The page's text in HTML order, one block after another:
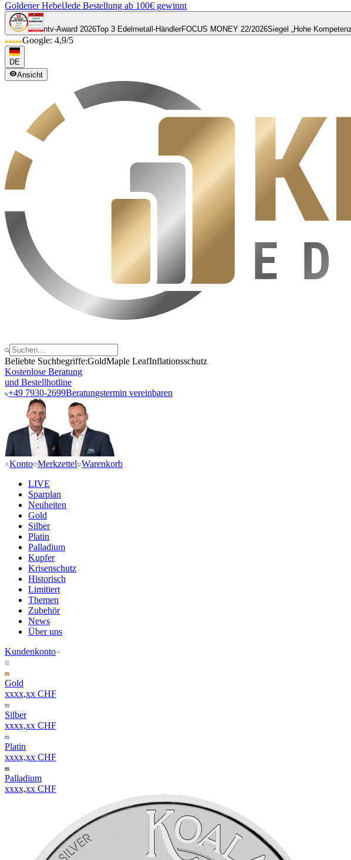
Goldener HebelJede Bestellung ab 100€ gewinnt
ntv-Award 2026Top 3 Edelmetall-HändlerFOCUS MONEY 22/2026Siegel „Hohe
Google: 4,9/5
DE
Ansicht
Beliebte Suchbegriffe:GoldMaple LeafInflationsschutz
Kostenlose Beratung
und Bestellhotline
+49 7930-2699Beratungstermin vereinbaren
Konto Merkzettel Warenkorb
LIVE
Sparplan
Neuheiten
Gold
Silber
Platin
Palladium
Kupfer
Krisenschutz
Historisch
Limitiert
Themen
Zubehör
News
Über uns
Kundenkonto
Gold
xxxx,xx CHF
Silber
xxxx,xx CHF
Platin
xxxx,xx CHF
Palladium
xxxx,xx CHF